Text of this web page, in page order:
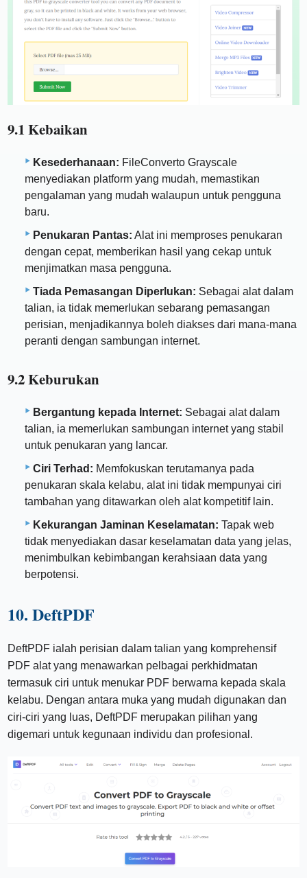
9.1 Kebaikan
Kesederhanaan: FileConverto Grayscale
menyediakan platform yang mudah, memastikan
pengalaman yang mudah walaupun untuk pengguna
baru.
Penukaran Pantas: Alat ini memproses penukaran
dengan cepat, memberikan hasil yang cekap untuk
menjimatkan masa pengguna.
Tiada Pemasangan Diperlukan: Sebagai alat dalam
talian, ia tidak memerlukan sebarang pemasangan
perisian, menjadikannya boleh diakses dari mana-mana
peranti dengan sambungan internet.
9.2 Keburukan
Bergantung kepada Internet: Sebagai alat dalam
talian, ia memerlukan sambungan internet yang stabil
untuk penukaran yang lancar.
Ciri Terhad: Memfokuskan terutamanya pada
penukaran skala kelabu, alat ini tidak mempunyai ciri
tambahan yang ditawarkan oleh alat kompetitif lain.
Kekurangan Jaminan Keselamatan: Tapak web
tidak menyediakan dasar keselamatan data yang jelas,
menimbulkan kebimbangan kerahsiaan data yang
berpotensi.
10. DeftPDF
DeftPDF ialah perisian dalam talian yang komprehensif
PDF alat yang menawarkan pelbagai perkhidmatan
termasuk ciri untuk menukar PDF berwarna kepada skala
kelabu. Dengan antara muka yang mudah digunakan dan
ciri-ciri yang luas, DeftPDF merupakan pilihan yang
digemari untuk kegunaan individu dan profesional.